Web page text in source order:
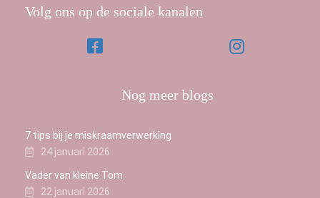
Volg ons op de sociale kanalen
Nog meer blogs
7 tips bij je miskraamverwerking
24 januari 2026
Vader van kleine Tom
22 januari 2026